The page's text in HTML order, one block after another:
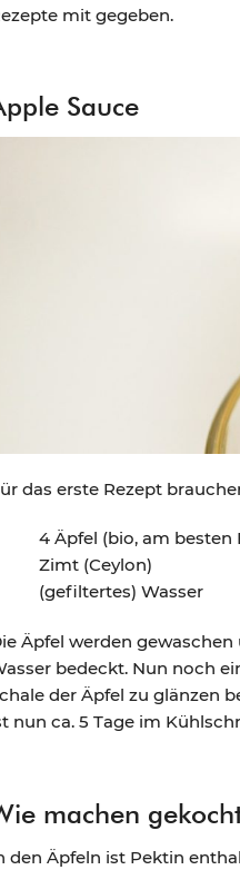
mit gegeben.
Sauce
das erste Rezept
4 Äpfel (bio, am besten
Zimt (Ceylon)
(gefiltertes) Wasser
Äpfel werden
bedeckt. Nun noch
der Äpfel zu glänzen
nun ca. 5 Tage im
machen
den Äpfeln ist Pektin